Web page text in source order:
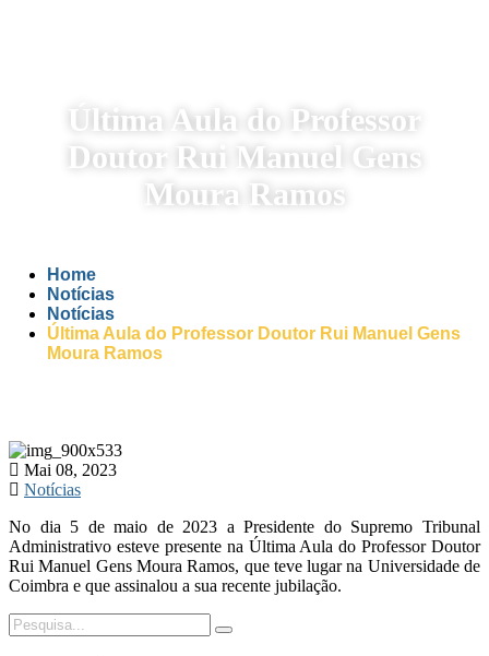
Última Aula do Professor
Doutor Rui Manuel Gens
Moura Ramos
Home
Notícias
Notícias
Última Aula do Professor Doutor Rui Manuel Gens
Moura Ramos
Mai 08, 2023
Notícias
No dia 5 de maio de 2023 a Presidente do Supremo Tribunal
Administrativo esteve presente na Última Aula do Professor Doutor
Rui Manuel Gens Moura Ramos, que teve lugar na Universidade de
Coimbra e que assinalou a sua recente jubilação.